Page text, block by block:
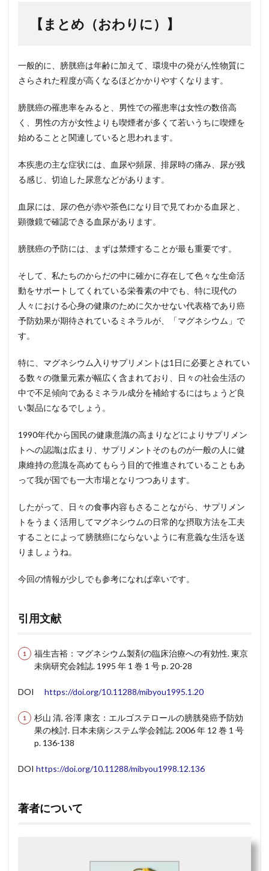
【まとめ（おわりに）】
一般的に、膀胱癌は年齢に加えて、環境中の発がん性物質に
さらされた程度が高くなるほどかかりやすくなります。
膀胱癌の罹患率をみると、男性での罹患率は女性の数倍高
く、男性の方が女性よりも喫煙者が多くて若いうちに喫煙を
始めることと関連していると思われます。
本疾患の主な症状には、血尿や頻尿、排尿時の痛み、尿が残
る感じ、切迫した尿意などがあります。
血尿には、尿の色が赤や茶色になり目で見てわかる血尿と、
顕微鏡で確認できる血尿があります。
膀胱癌の予防には、まずは禁煙することが最も重要です。
そして、私たちのからだの中に確かに存在して色々な生命活
動をサポートしてくれている栄養素の中でも、特に現代の
人々における心身の健康のために欠かせない代表格であり癌
予防効果が期待されているミネラルが、「マグネシウム」で
す。
特に、マグネシウム入りサプリメントは1 日に必要とされてい
る数々の微量元素が幅広く含まれており、日々の社会生活の
中で不足傾向であるミネラル成分を補給するにはちょうど良
い製品になるでしょう。
1990年代から国民の健康意識の高まりなどによりサプリメン
トへの認識は広まり、サプリメントそのものが一般の人に健
康維持の意識を高めてもらう目的で推進されていることもあ
って我が国でも一大市場となりつつあります。
したがって、日々の食事内容もさることながら、サプリメン
トをうまく活用してマグネシウムの日常的な摂取方法を工夫
することによって膀胱癌にならないように有意義な生活を送
りましょうね。
今回の情報が少しでも参考になれば幸いです。
引用文献
福生吉裕：マグネシウム製剤の臨床治療への有効性.東京
未病研究会雑誌. 1995 年 1 巻 1 号p. 20-28
DOI https://doi.org/10.11288/mibyou1995.1.20
杉山 清, 谷澤 康玄：エルゴステロールの膀胱発癌予防効
果の検討. 日本未病システム学会雑誌. 2006年 12 巻 1 号
p. 136-138
DOI https://doi.org/10.11288/mibyou1998.12.136
著者について